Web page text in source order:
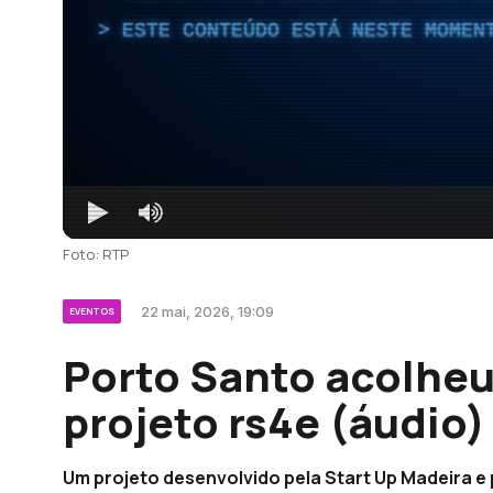
ESTE CONTEÚDO ESTÁ NESTE
Foto: RTP
EVENTOS 22 mai, 2026, 19:09
Porto Santo
projeto rs4e (áudio)
Um projeto desenvolvido pela Start Up Madeira